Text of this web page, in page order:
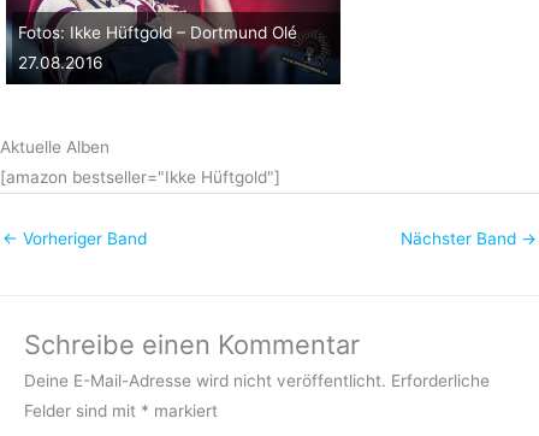
Fotos: Ikke Hüftgold – Dortmund Olé
27.08.2016
Aktuelle Alben
[amazon bestseller="Ikke Hüftgold"]
← Vorheriger Band Nächster Band →
Schreibe einen Kommentar
Deine E-Mail-Adresse wird nicht veröffentlicht. Erforderliche
Felder sind mit * markiert